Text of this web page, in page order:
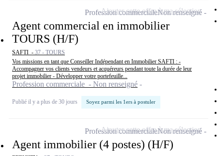
Agent commercial en immobilier
TOURS (H/F)
SAFTI - 37 - TOURS
Vos missions en tant que Conseiller Indépendant en Immobilier SAFTI : -
Accompagner vos clients vendeurs et acquéreurs pendant toute la durée de leur
projet immobilier - Développer votre portefeuille...
Profession commerciale - Non renseigné
Publié il y a plus de 30 jours Soyez parmi les 1ers à postuler
Profession commercialeNon renseigné
Ajouter cette offre à ma sélection
Agent immobilier (4 postes) (H/F)
Profession commercialeNon renseigné
Ajouter cette offre à ma sélection